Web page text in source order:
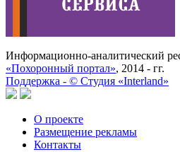
Информационно-аналитический
«Похоронный портал», 2014 - гг.
Поддержка - © Cтудия «Interland»
О проекте
Размещение рекламы
Контакты